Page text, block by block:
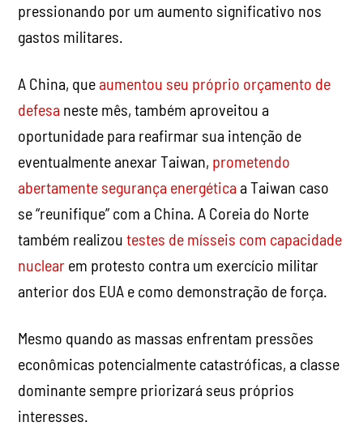
pressionando por um aumento significativo nos
gastos militares.
A China, que aumentou seu próprio orçamento de
defesa neste mês, também aproveitou a
oportunidade para reafirmar sua intenção de
eventualmente anexar Taiwan, prometendo
abertamente segurança energética a Taiwan caso
se “reunifique” com a China. A Coreia do Norte
também realizoutestes de mísseis com capacidade
nuclear em protesto contra um exercício militar
anterior dos EUA e como demonstração de força.
Mesmo quando as massas enfrentam pressões
econômicas potencialmente catastróficas, a classe
dominante sempre priorizará seus próprios
interesses.